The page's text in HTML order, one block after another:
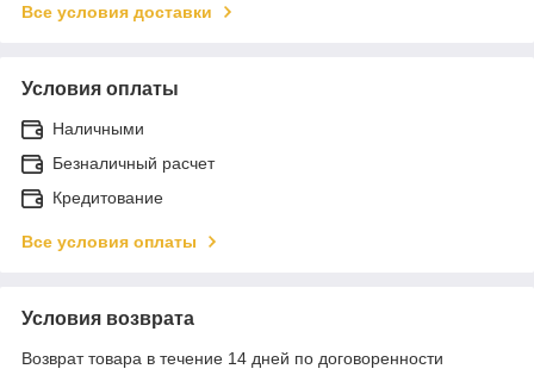
Все условия доставки
Условия оплаты
Наличными
Безналичный расчет
Кредитование
Все условия оплаты
Условия возврата
Возврат товара в течение 14 дней по договоренности